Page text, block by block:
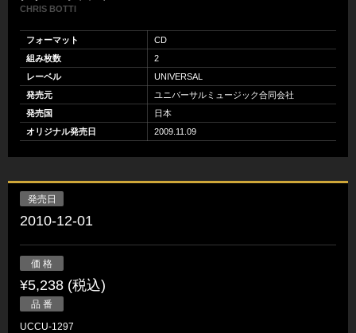
CHRIS BOTTI
フォーマット
CD
組み枚数
2
レーベル
UNIVERSAL
発売元
ユニバーサルミュージック合同会社
発売国
日本
オリジナル発売日
2009.11.09
発売日
2010-12-01
価 格
¥5,238 (税込)
品 番
UCCU-1297